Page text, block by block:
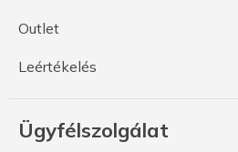
Outlet
Leértékelés
Ügyfélszolgálat